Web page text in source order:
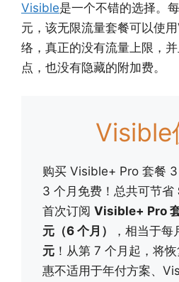
Visible是一个不错的选择。
元，该无限流量套餐可以使
络，真正的没有流量上限，
点，也没有隐藏的附加费。
Visible
购买 Visible+ Pro 套餐
3 个月免费！总共可节省
首次订阅 Visible+ Pro
元（6 个月）
，相当于每
元 ！从第 7 个月起，将
惠不适用于年付方案、